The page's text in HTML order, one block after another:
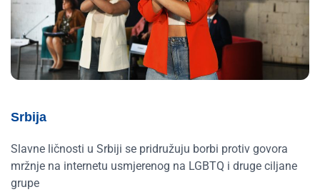
Srbija
Slavne ličnosti u Srbiji se pridružuju borbi protiv govora
mržnje na internetu usmjerenog na LGBTQ i druge ciljane
grupe